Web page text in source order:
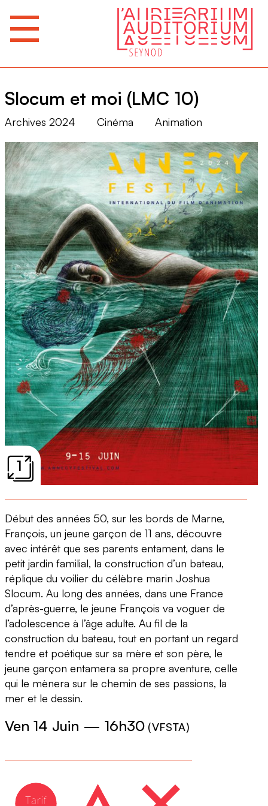
Slocum et moi (LMC 10)
Archives 2024 Cinéma Animation
1
Début des années 50, sur les bords de Marne,
François, un jeune garçon de 11 ans, découvre
avec intérêt que ses parents entament, dans le
petit jardin familial, la construction d’un bateau,
réplique du voilier du célèbre marin Joshua
Slocum. Au long des années, dans une France
d’après-guerre, le jeune François va voguer de
l’adolescence à l’âge adulte. Au fil de la
construction du bateau, tout en portant un regard
tendre et poétique sur sa mère et son père, le
jeune garçon entamera sa propre aventure, celle
qui le mènera sur le chemin de ses passions, la
mer et le dessin.
Ven 14 Juin — 16h30 (VFSTA)